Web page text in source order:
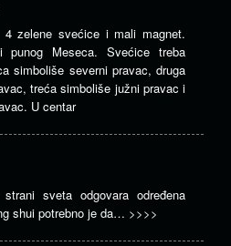
zelene svećice i mali magnet.
Meseca. Svećice treba
simboliše severni pravac, druga
treća simboliše južni pravac i
U centar
sveta odgovara određena
shui potrebno je da… >>>>